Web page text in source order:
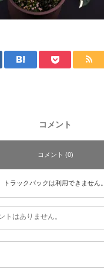
コメント
コメント (0)
トラックバックは利用できません。
トはありません。